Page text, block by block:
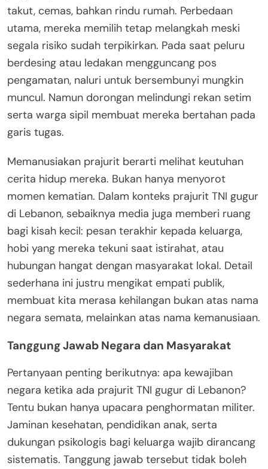
takut, cemas, bahkan rindu rumah. Perbedaan
utama, mereka memilih tetap melangkah meski
segala risiko sudah terpikirkan. Pada saat peluru
berdesing atau ledakan mengguncang pos
pengamatan, naluri untuk bersembunyi mungkin
muncul. Namun dorongan melindungi rekan setim
serta warga sipil membuat mereka bertahan pada
garis tugas.
Memanusiakan prajurit berarti melihat keutuhan
cerita hidup mereka. Bukan hanya menyorot
momen kematian. Dalam konteks prajurit TNI gugur
di Lebanon, sebaiknya media juga memberi ruang
bagi kisah kecil: pesan terakhir kepada keluarga,
hobi yang mereka tekuni saat istirahat, atau
hubungan hangat dengan masyarakat lokal. Detail
sederhana ini justru mengikat empati publik,
membuat kita merasa kehilangan bukan atas nama
negara semata, melainkan atas nama kemanusiaan.
Tanggung Jawab Negara dan Masyarakat
Pertanyaan penting berikutnya: apa kewajiban
negara ketika ada prajurit TNI gugur di Lebanon?
Tentu bukan hanya upacara penghormatan militer.
Jaminan kesehatan, pendidikan anak, serta
dukungan psikologis bagi keluarga wajib dirancang
sistematis. Tanggung jawab tersebut tidak boleh